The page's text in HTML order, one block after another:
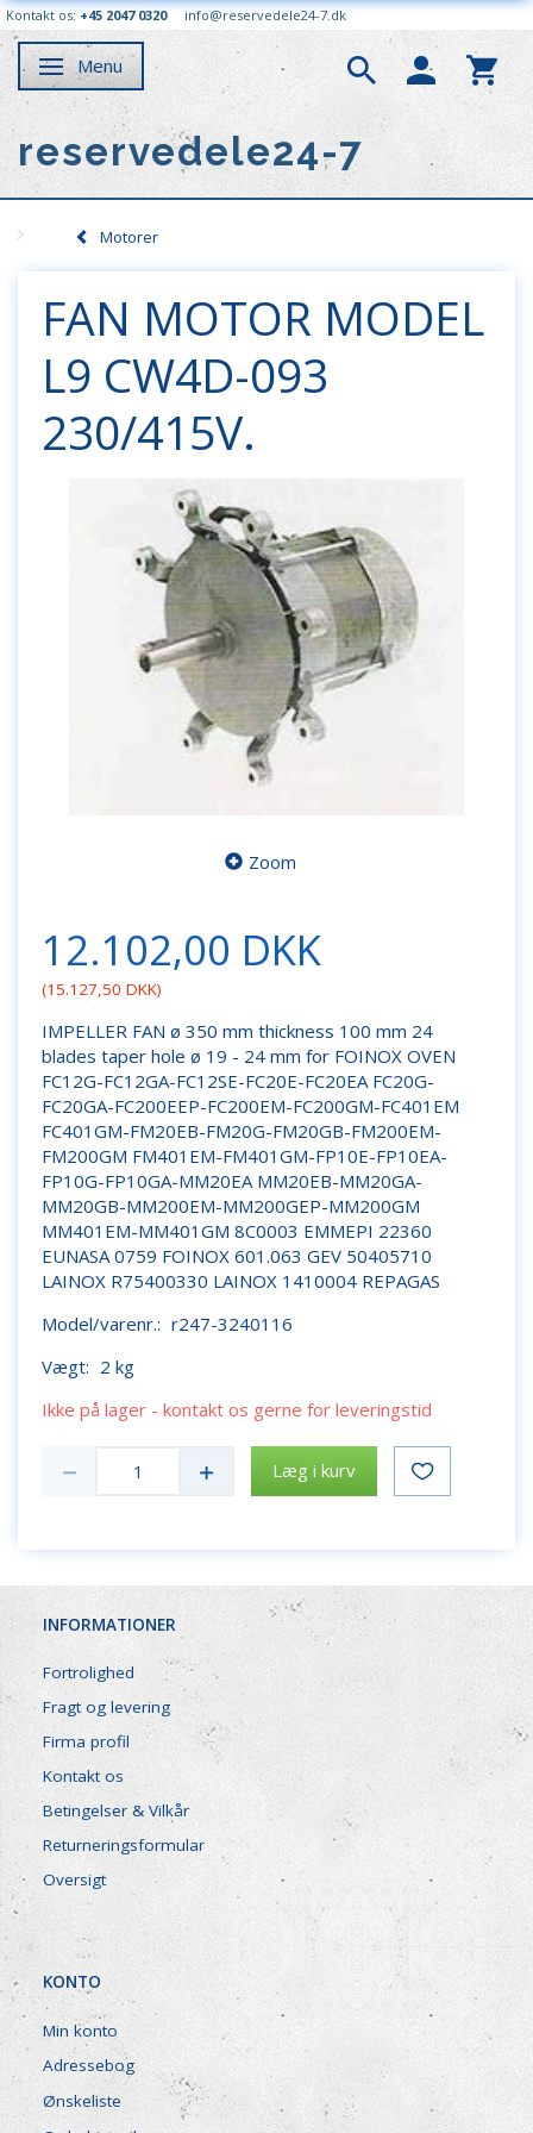
Kontakt os: +45 2047 0320 info@reservedele24-7.dk
Skifte navigation
Menu
reservedele24-7
Motorer
FAN MOTOR MODEL
L9 CW4D-093
230/415V.
Zoom
12.102,00 DKK
(15.127,50 DKK)
IMPELLER FAN ø 350 mm thickness 100 mm 24
blades taper hole ø 19 - 24 mm for FOINOX OVEN
FC12G-FC12GA-FC12SE-FC20E-FC20EA FC20G-
FC20GA-FC200EEP-FC200EM-FC200GM-FC401EM
FC401GM-FM20EB-FM20G-FM20GB-FM200EM-
FM200GM FM401EM-FM401GM-FP10E-FP10EA-
FP10G-FP10GA-MM20EA MM20EB-MM20GA-
MM20GB-MM200EM-MM200GEP-MM200GM
MM401EM-MM401GM 8C0003 EMMEPI 22360
EUNASA 0759 FOINOX 601.063 GEV 50405710
LAINOX R75400330 LAINOX 1410004 REPAGAS
Model/varenr.: r247-3240116
Vægt: 2 kg
Ikke på lager - kontakt os gerne for leveringstid
Læg i kurv
INFORMATIONER
Fortrolighed
Fragt og levering
Firma profil
Kontakt os
Betingelser & Vilkår
Returneringsformular
Oversigt
KONTO
Min konto
Adressebog
Ønskeliste